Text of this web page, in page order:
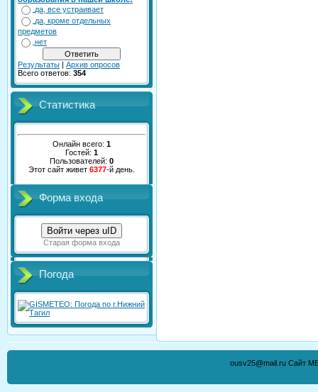
да, все устраивает
да, кроме отдельных
предметов
нет
Результаты | Архив опросов
Всего ответов: 354
Статистика
Онлайн всего: 1
Гостей: 1
Пользователей: 0
Этот сайт живет 6377-й день.
Форма входа
Войти через uID
Старая форма входа
Погода
ousv25@mail.ru Сайт